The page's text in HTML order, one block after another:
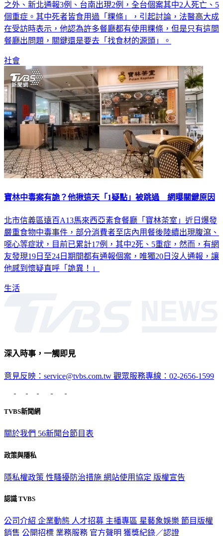
之外、新北通報3例、台南出現2例，全台個案其中2人死亡、5
個重症。其中死者皆食用過「粿條」，引起討論，法醫高大成
在受訪時表示，他認為許多餐廳都有使用粿條，但是只有這間
餐廳出問題，關鍵還是要去「找食材的源頭」。
社會
寶林中毒案有詭？他揪這天「1疑點」被跳過 網曝關鍵原因
北市信義區遠百A13馬來西亞素食餐廳「寶林茶室」近日爆發
嚴重食物中毒事件，部分消費者至店內用餐後陸續出現腹瀉、
噁心等症狀，目前已累計17例，其中2死、5重症，然而，有網
友發現19日至24日期間都有通報個案，唯獨20日沒人通報，讓
他感到懷疑直呼「詭異！」
生活
深入時事，一觸即見
意見反映：service@tvbs.com.tw 觀眾服務專線：02-2656-1599
TVBS新聞網
關於我們 56新聞台節目表
政策與隱私
隱私權政策 性騷擾防治措施 網站使用協定 版權宣告
認識 TVBS
公司介紹 企業動態 人才招募 主播專區 星藝象娛樂 節目版權
銷售 公開招標 業務服務 官方聲明 獲獎紀錄／認證